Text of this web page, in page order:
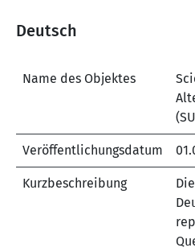
Deutsch
Name des Objektes
Veröffentlichungsdatum
Kurzbeschreibung